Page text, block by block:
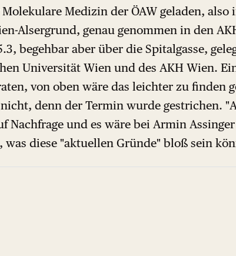
Medizin der ÖAW geladen, also
Alsergrund, genau genommen in den
begehbar aber über die Spitalgasse,
Universität Wien und des AKH Wien.
von oben wäre das leichter zu finden
denn der Termin wurde gestrichen.
Nachfrage und es wäre bei Armin
was diese "aktuellen Gründe" bloß sein